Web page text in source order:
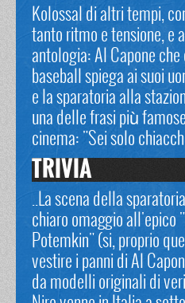
Kolossal di altri tempi,
tanto ritmo e tensione, e
antologia: Al Capone che
baseball spiega ai suoi
e la sparatoria alla
una delle frasi più
cinema: "Sei solo
TRIVIA
..La scena della
chiaro omaggio all'epico
Potemkin" (si, proprio
vestire i panni di Al
da modelli originali di